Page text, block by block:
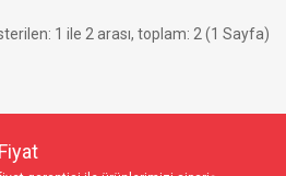
1 ile 2 arası, toplam: 2 (1 Sayfa)